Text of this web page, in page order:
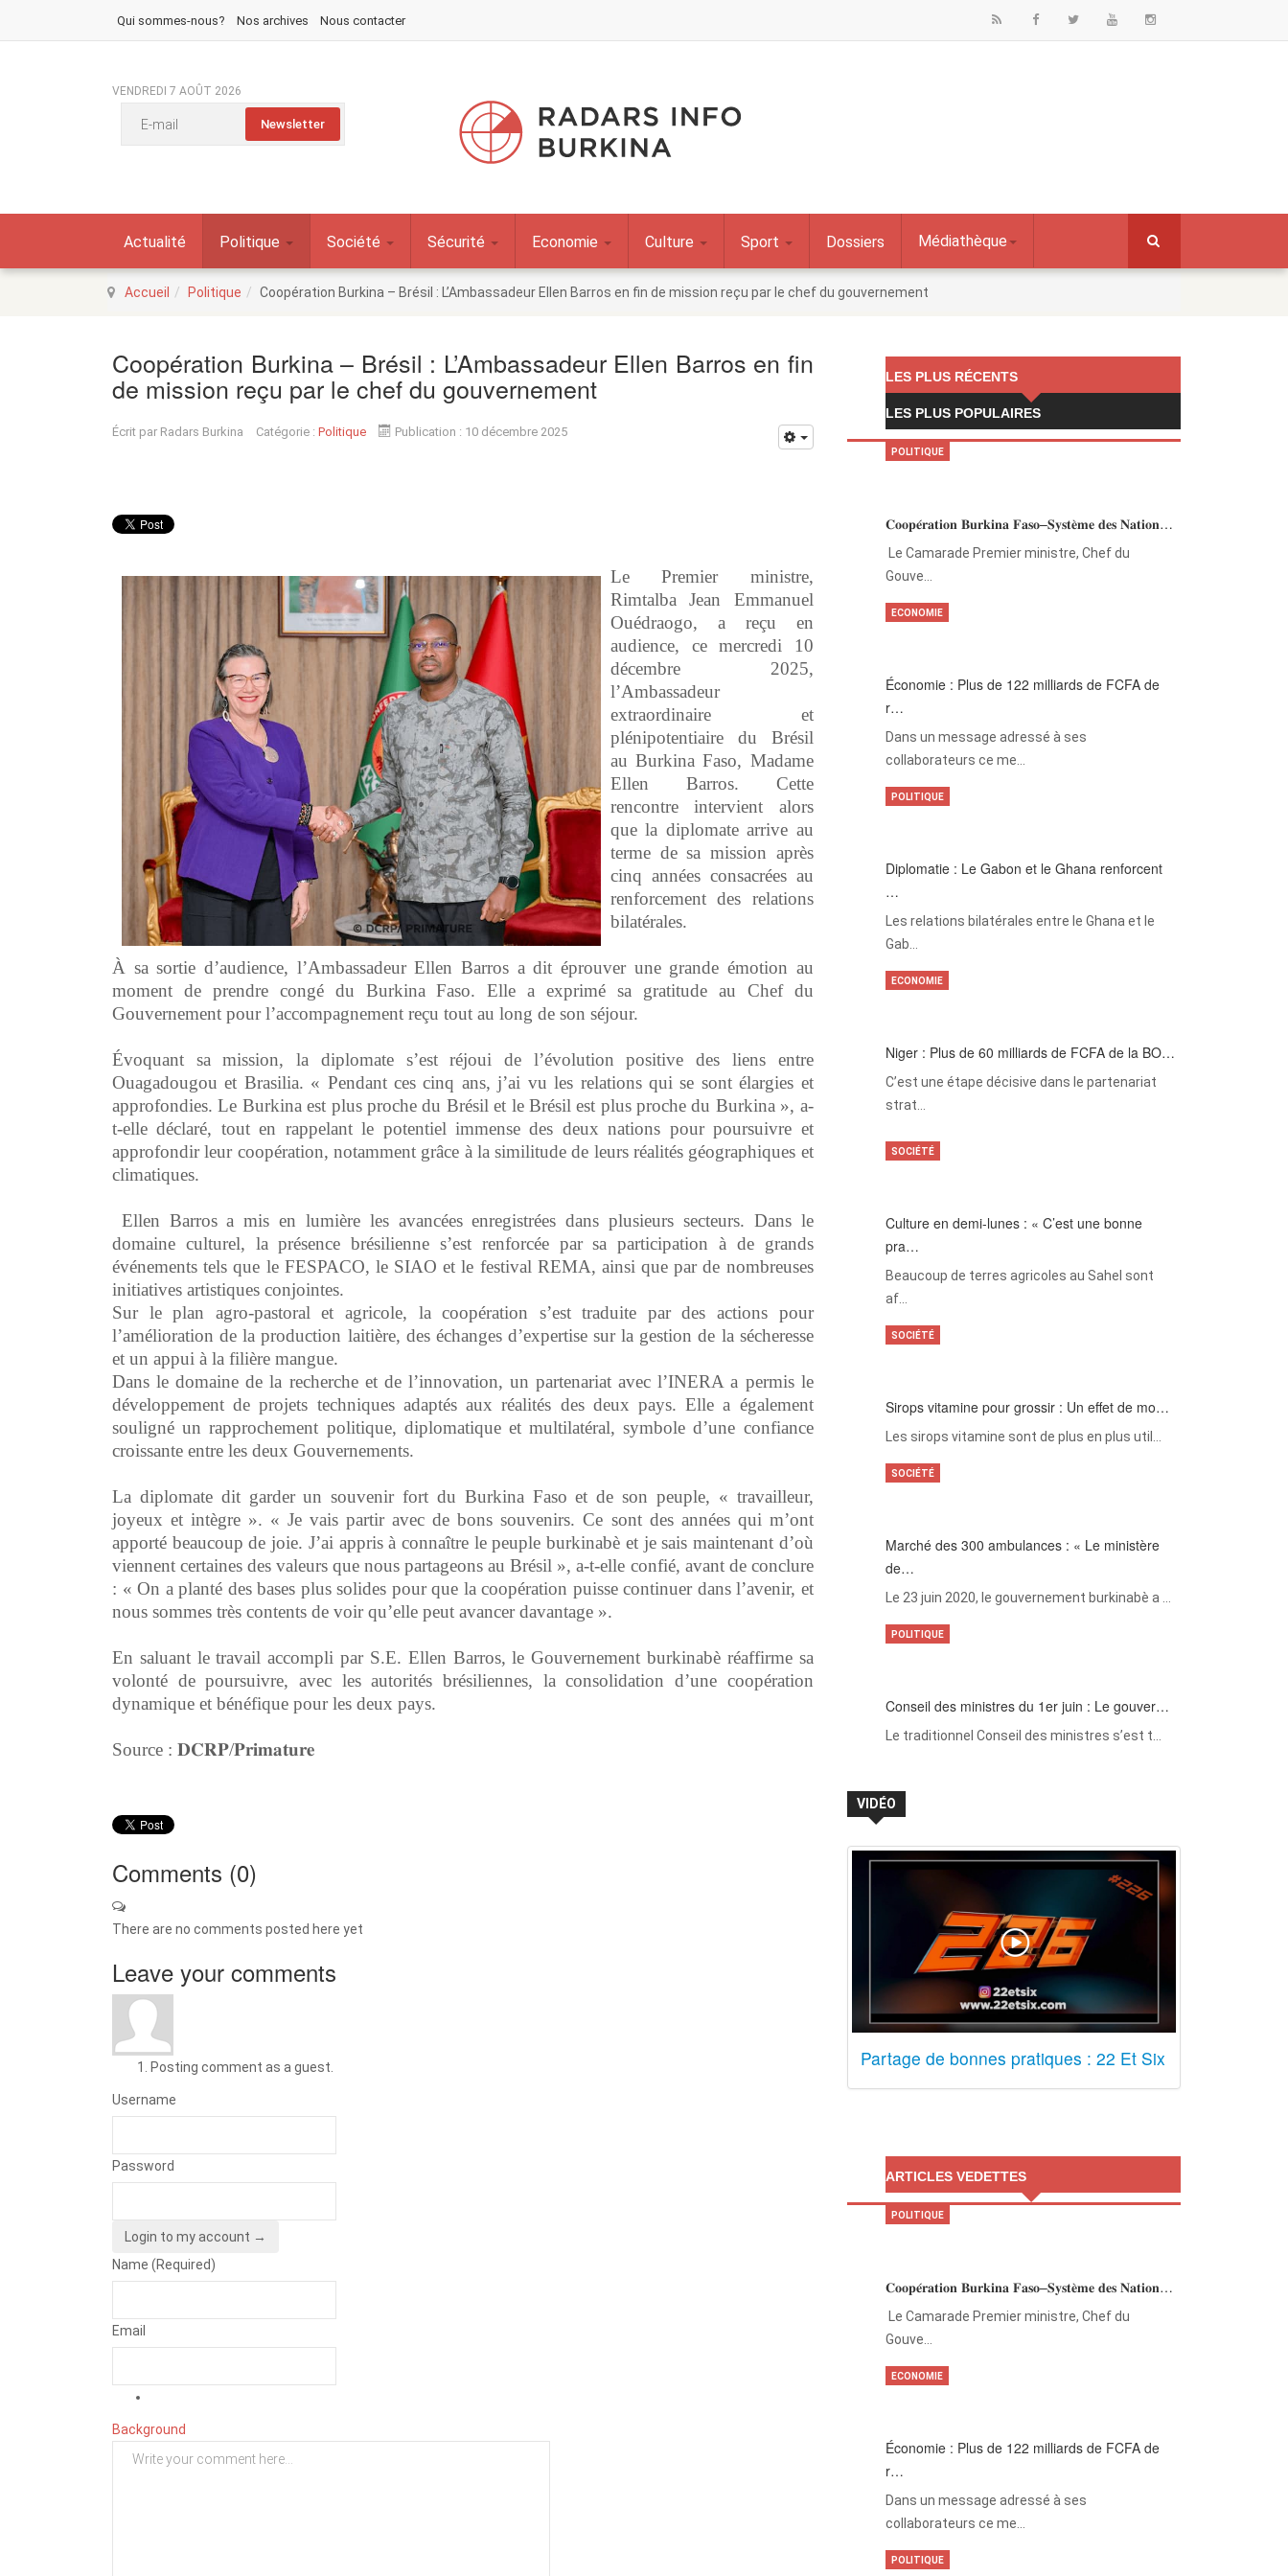
Qui sommes-nous? Nos archives Nous contacter
VENDREDI 7 AOÛT 2026
Actualité Politique Société Sécurité Economie Culture Sport Dossiers Médiathèque
Accueil Politique Coopération Burkina – Brésil : L’Ambassadeur Ellen Barros en fin de mission reçu par le chef du gouvernement
Coopération Burkina – Brésil : L’Ambassadeur Ellen Barros en fin
de mission reçu par le chef du gouvernement
Écrit par Radars Burkina Catégorie : Politique Publication : 10 décembre 2025
Le Premier ministre,
Rimtalba Jean Emmanuel
Ouédraogo, a reçu en
audience, ce mercredi 10
décembre 2025,
l’Ambassadeur
extraordinaire et
plénipotentiaire du Brésil
au Burkina Faso, Madame
Ellen Barros. Cette
rencontre intervient alors
que la diplomate arrive au
terme de sa mission après
cinq années consacrées au
renforcement des relations
bilatérales.
‎À sa sortie d’audience, l’Ambassadeur Ellen Barros a dit éprouver une grande émotion au
moment de prendre congé du Burkina Faso. Elle a exprimé sa gratitude au Chef du
Gouvernement pour l’accompagnement reçu tout au long de son séjour.
‎Évoquant sa mission, la diplomate s’est réjoui de l’évolution positive des liens entre
Ouagadougou et Brasilia. « Pendant ces cinq ans, j’ai vu les relations qui se sont élargies et
approfondies. Le Burkina est plus proche du Brésil et le Brésil est plus proche du Burkina », a-
t-elle déclaré, tout en rappelant le potentiel immense des deux nations pour poursuivre et
approfondir leur coopération, notamment grâce à la similitude de leurs réalités géographiques et
climatiques.
‎ Ellen Barros a mis en lumière les avancées enregistrées dans plusieurs secteurs. Dans le
domaine culturel, la présence brésilienne s’est renforcée par sa participation à de grands
événements tels que le FESPACO, le SIAO et le festival REMA, ainsi que par de nombreuses
initiatives artistiques conjointes.
Sur le plan agro-pastoral et agricole, la coopération s’est traduite par des actions pour
l’amélioration de la production laitière, des échanges d’expertise sur la gestion de la sécheresse
et un appui à la filière mangue.
Dans le domaine de la recherche et de l’innovation, un partenariat avec l’INERA a permis le
développement de projets techniques adaptés aux réalités des deux pays. Elle a également
souligné un rapprochement politique, diplomatique et multilatéral, symbole d’une confiance
croissante entre les deux Gouvernements.
‎La diplomate dit garder un souvenir fort du Burkina Faso et de son peuple, « travailleur,
joyeux et intègre ». « Je vais partir avec de bons souvenirs. Ce sont des années qui m’ont
apporté beaucoup de joie. J’ai appris à connaître le peuple burkinabè et je sais maintenant d’où
viennent certaines des valeurs que nous partageons au Brésil », a-t-elle confié, avant de conclure
: « On a planté des bases plus solides pour que la coopération puisse continuer dans l’avenir, et
nous sommes très contents de voir qu’elle peut avancer davantage ».
‎En saluant le travail accompli par S.E. Ellen Barros, le Gouvernement burkinabè réaffirme sa
volonté de poursuivre, avec les autorités brésiliennes, la consolidation d’une coopération
dynamique et bénéfique pour les deux pays.
Source : ‎𝐃𝐂𝐑𝐏/𝐏𝐫𝐢𝐦𝐚𝐭𝐮𝐫𝐞
Comments (0)
There are no comments posted here yet
Leave your comments
Posting comment as a guest.
Username
Password
Login to my account →
Name (Required)
Email
Background
LES PLUS RÉCENTS
LES PLUS POPULAIRES
𝐂𝐨𝐨𝐩𝐞́𝐫𝐚𝐭𝐢𝐨𝐧 𝐁𝐮𝐫𝐤𝐢𝐧𝐚 𝐅𝐚𝐬𝐨–𝐒𝐲𝐬𝐭𝐞̀𝐦𝐞 𝐝𝐞𝐬 𝐍𝐚𝐭𝐢𝐨𝐧…
‎Le Camarade Premier ministre, Chef du
Gouve…
POLITIQUE
Économie : Plus de 122 milliards de FCFA de
r…
Dans un message adressé à ses
collaborateurs ce me…
ECONOMIE
Diplomatie : Le Gabon et le Ghana renforcent
…
Les relations bilatérales entre le Ghana et le
Gab…
POLITIQUE
Niger : Plus de 60 milliards de FCFA de la BO…
C’est une étape décisive dans le partenariat
strat…
ECONOMIE
Culture en demi-lunes : « C’est une bonne
pra…
Beaucoup de terres agricoles au Sahel sont
af…
SOCIÉTÉ
Sirops vitamine pour grossir : Un effet de mo…
Les sirops vitamine sont de plus en plus util…
SOCIÉTÉ
Marché des 300 ambulances : « Le ministère
de…
Le 23 juin 2020, le gouvernement burkinabè a …
SOCIÉTÉ
Conseil des ministres du 1er juin : Le gouver…
Le traditionnel Conseil des ministres s’est t…
POLITIQUE
VIDÉO
Partage de bonnes pratiques : 22 Et Six
ARTICLES VEDETTES
𝐂𝐨𝐨𝐩𝐞́𝐫𝐚𝐭𝐢𝐨𝐧 𝐁𝐮𝐫𝐤𝐢𝐧𝐚 𝐅𝐚𝐬𝐨–𝐒𝐲𝐬𝐭𝐞̀𝐦𝐞 𝐝𝐞𝐬 𝐍𝐚𝐭𝐢𝐨𝐧…
‎Le Camarade Premier ministre, Chef du
Gouve…
POLITIQUE
Économie : Plus de 122 milliards de FCFA de
r…
Dans un message adressé à ses
collaborateurs ce me…
ECONOMIE
POLITIQUE